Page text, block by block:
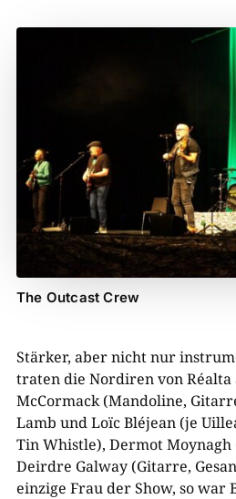
The Outcast Crew
Stärker, aber nicht nur
traten die Nordiren von
McCormack (Mandoline,
Lamb und Loïc Bléjean (je
Tin Whistle), Dermot
Deirdre Galway (Gitarre,
einzige Frau der Show, so war